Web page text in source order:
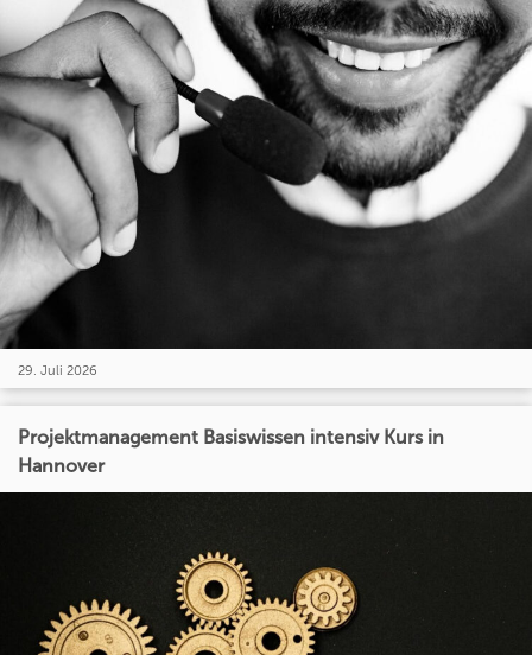
29. Juli 2026
Projektmanagement Basiswissen intensiv Kurs in
Hannover